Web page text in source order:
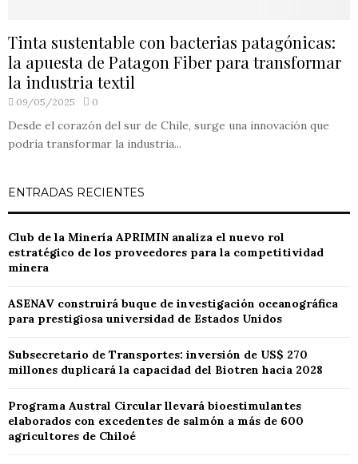
Tinta sustentable con bacterias patagónicas:
la apuesta de Patagon Fiber para transformar
la industria textil
09/05/2025 0
Desde el corazón del sur de Chile, surge una innovación que
podría transformar la industria...
ENTRADAS RECIENTES
Club de la Minería APRIMIN analiza el nuevo rol
estratégico de los proveedores para la competitividad
minera
ASENAV construirá buque de investigación oceanográfica
para prestigiosa universidad de Estados Unidos
Subsecretario de Transportes: inversión de US$ 270
millones duplicará la capacidad del Biotren hacia 2028
Programa Austral Circular llevará bioestimulantes
elaborados con excedentes de salmón a más de 600
agricultores de Chiloé